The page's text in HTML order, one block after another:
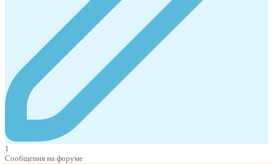
1
Сообщения на форуме